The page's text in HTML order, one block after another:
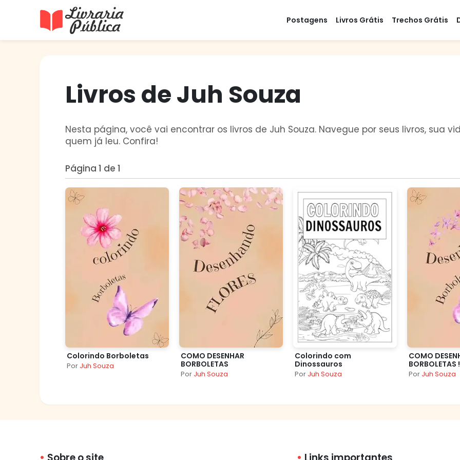
Postagens Livros Grátis Trechos Grátis
Livros de Juh Souza
Nesta página, você vai encontrar os livros de Juh Souza. Navegue por seus livros, sua
quem já leu. Confira!
Página 1 de 1
Colorindo Borboletas
Por Juh Souza
COMO DESENHAR
BORBOLETAS
Por Juh Souza
Colorindo com
Dinossauros
Por Juh Souza
COMO
BORBOLETAS !
Por Juh Souza